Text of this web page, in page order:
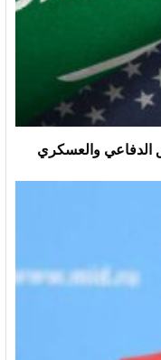
الدفاعي والعسكري